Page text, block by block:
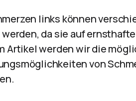
links können
da sie auf
Artikel werden wir die
von